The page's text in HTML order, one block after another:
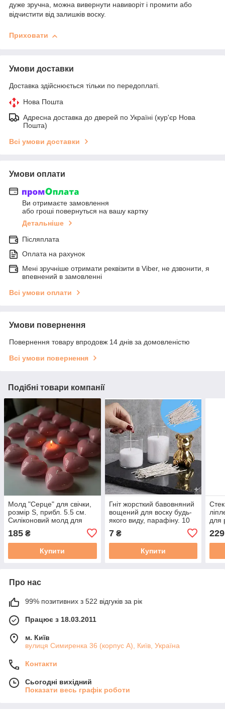
дуже зручна, можна вивернути навиворіт і промити або
відчистити від залишків воску.
Приховати
Умови доставки
Доставка здійснюється тільки по передоплаті.
Нова Пошта
Адресна доставка до дверей по Україні (кур'єр Нова
Пошта)
Всі умови доставки
Умови оплати
Ви отримаєте замовлення
або гроші повернуться на вашу картку
Детальніше
Післяплата
Оплата на рахунок
Мені зручніше отримати реквізити в Viber, не дзвонити, я
впевнений в замовленні
Всі умови оплати
Умови повернення
Повернення товару впродовж 14 днів за домовленістю
Всі умови повернення
Подібні товари компанії
Молд "Серце" для свічки,
розмір S, прибл. 5.5 см.
Силіконовий молд для
185 ₴
Купити
Гніт жорсткий бавовняний
вощений для воску будь-
якого виду, парафіну. 10
7₴
Купити
для
(5
229
Про нас
99% позитивних з 522 відгуків за рік
Працює з 18.03.2011
м. Київ
вулиця Симиренка 36 (корпус А), Київ, Україна
Контакти
Сьогодні вихідний
Показати весь графік роботи